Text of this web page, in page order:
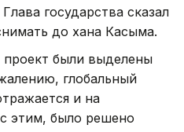
государства сказал
до хана Касыма.
проект были выделены
глобальный
и на
этим, было решено